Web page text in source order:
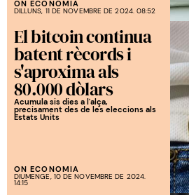
ON ECONOMIA
DILLUNS, 11 DE NOVEMBRE DE 2024. 08:52
El bitcoin continua
batent rècords i
s'aproxima als
80.000 dòlars
Acumula sis dies a l'alça,
precisament des de les eleccions als
Estats Units
ON ECONOMIA
DIUMENGE, 10 DE NOVEMBRE DE 2024.
14:15